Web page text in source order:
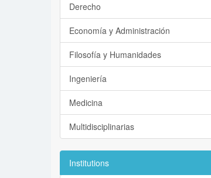
Derecho
Economía y Administración
Filosofía y Humanidades
Ingeniería
Medicina
Multidisciplinarias
Institutions